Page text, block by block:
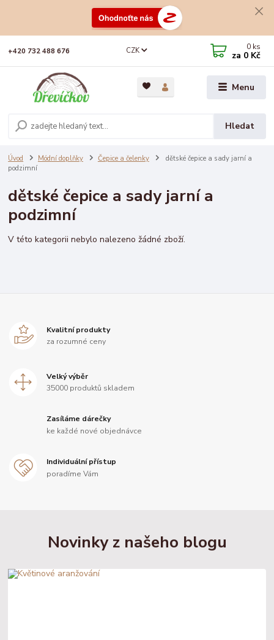
Menu
CZK
Hledat
+420 732 488 676 0 ks
za 0 Kč
Úvod Módní doplňky Čepice a čelenky
dětské čepice a sady jarní a
podzimní
dětské čepice a sady jarní a
podzimní
V této kategorii nebylo nalezeno žádné zboží.
Kvalitní produkty
za rozumné ceny
Velký výběr
35000 produktů skladem
Zasíláme dárečky
ke každé nové objednávce
Individuální přístup
poradíme Vám
Novinky z našeho blogu